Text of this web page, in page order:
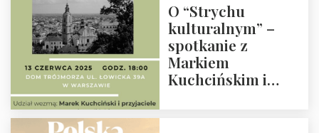
O “Strychu
kulturalnym” –
spotkanie z
Markiem
Kuchcińskim i